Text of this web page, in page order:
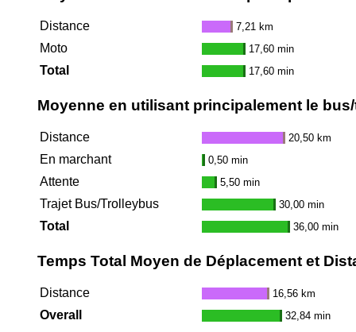
Distance 7,21 km
Moto 17,60 min
Total 17,60 min
Moyenne en utilisant principalement le
Distance 20,50 km
En marchant 0,50 min
Attente 5,50 min
Trajet Bus/Trolleybus 30,00 min
Total 36,00 min
Temps Total Moyen de Déplacement et
Distance 16,56 km
Overall 32,84 min